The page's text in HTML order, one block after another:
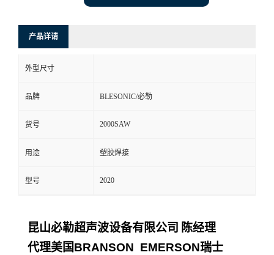
产品详请
外型尺寸
品牌 BLESONIC/必勒
货号 2000SAW
用途 塑胶焊接
型号 2020
昆山必勒超声波设备有限公司 陈经理
代理美国BRANSON EMERSON瑞士